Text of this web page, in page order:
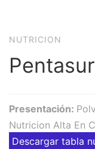
NUTRICION
Presentación:
Nutricion Alta En
Descargar tabla